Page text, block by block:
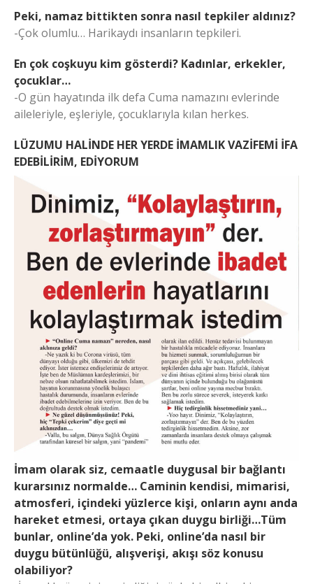
Peki, namaz bittikten sonra nasıl tepkiler aldınız?
-Çok olumlu… Harikaydı insanların tepkileri.
En çok coşkuyu kim gösterdi? Kadınlar, erkekler,
çocuklar…
-O gün hayatında ilk defa Cuma namazını evlerinde
aileleriyle, eşleriyle, çocuklarıyla kılan herkes.
LÜZUMU HALİNDE HER YERDE İMAMLIK VAZİFEMİ İFA
EDEBİLİRİM, EDİYORUM
İmam olarak siz, cemaatle duygusal bir bağlantı
kurarsınız normalde… Caminin kendisi, mimarisi,
atmosferi, içindeki yüzlerce kişi, onların aynı anda
hareket etmesi, ortaya çıkan duygu birliği…Tüm
bunlar, online’da yok. Peki, online’da nasıl bir
duygu bütünlüğü, alışverişi, akışı söz konusu
olabiliyor?